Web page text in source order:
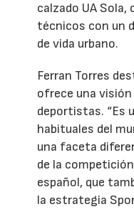
calzado UA
técnicos con un
de vida urbano.
Ferran Torres
ofrece una
deportistas. “Es
habituales del
una faceta
de la
español, que
la estrategia